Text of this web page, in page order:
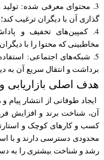
3. محتوای معرفی شده:
گذاری آن با دیگران ترغیب
4. کمپین‌های تخفیف و
مخاطبینی که محتوا را با
5. شبکه‌های اجتماعی:
برداشت و انتقال سریع آن به
هدف اصلی بازاریابی
ایجاد طوفانی از انتشار
آن، شناخت برند و افزایش
کسب و کارهای کوچک و
محدودی دسترسی دارند و با
رشد و شناخت بیشتری را به